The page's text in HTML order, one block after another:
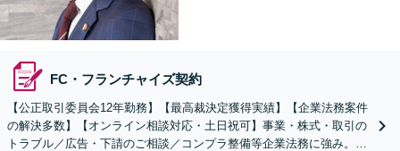
FC・フランチャイズ契約
【公正取引委員会12年勤務】【最高裁決定獲得実績】【企業法務案件
の解決多数】【オンライン相談対応・土日祝可】事業・株式・取引の
トラブル／広告・下請のご相談／コンプラ整備等企業法務に強み。株